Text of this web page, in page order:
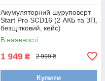
Акумуляторний шуруповерт
Start Pro SCD16 (2 АКБ та ЗП,
безщітковий, кейс)
В наявності
1 949 ₴ 2 999 ₴
Купити